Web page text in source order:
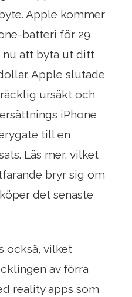
Apple kommer
batteri för 29
nu att byta ut ditt
Apple slutade
ursäkt och
iPhone
till en
Läs mer, vilket
bryr sig om
det senaste
också, vilket
av förra
reality apps som